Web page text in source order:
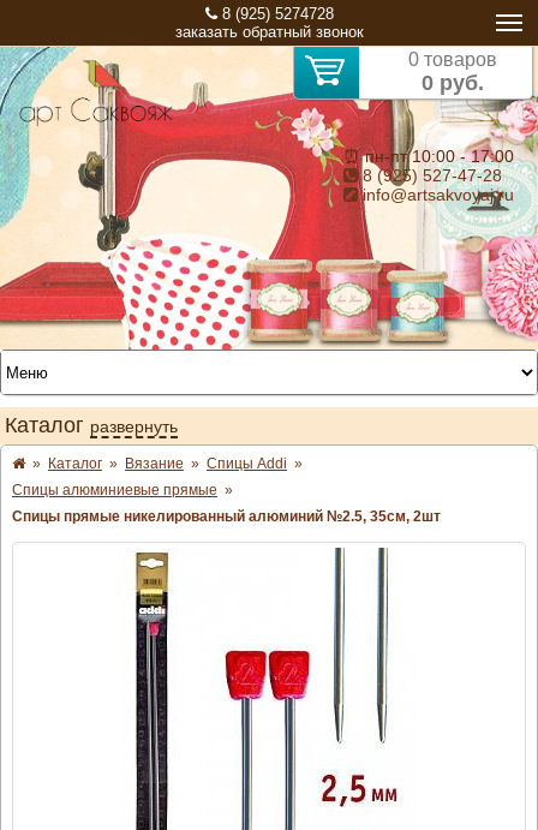
8 (925) 5274728
заказать обратный звонок
0 товаров
0 руб.
⏰ пн-пт 10:00 - 17:00
8 (925) 527-47-28
info@artsakvoyaj.ru
Каталог развернуть
» Каталог » Вязание » Спицы Addi »
Спицы алюминиевые прямые »
Спицы прямые никелированный алюминий №2.5, 35см, 2шт